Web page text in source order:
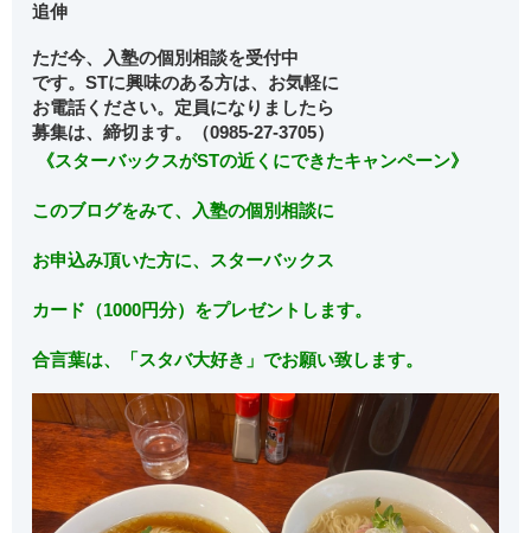
追伸
ただ今、入塾の個別相談を受付中
です。STに興味のある方は、お気軽に
お電話ください。定員になりましたら
募集は、締切ます。（0985-27-3705）
《スターバックスがSTの近くにできたキャンペーン》
このブログをみて、入塾の個別相談に
お申込み頂いた方に、スターバックス
カード（1000円分）をプレゼントします。
合言葉は、「スタバ大好き」でお願い致します。